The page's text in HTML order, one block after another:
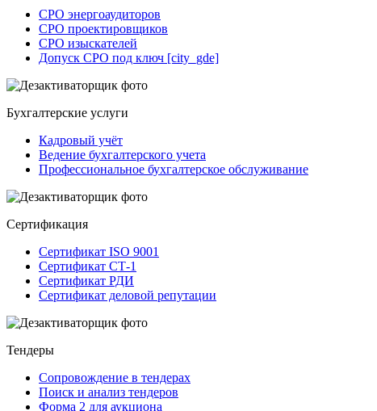
СРО энергоаудиторов
СРО проектировщиков
СРО изыскателей
Допуск СРО под ключ [city_gde]
Бухгалтерские услуги
Кадровый учёт
Ведение бухгалтерского учета
Профессиональное бухгалтерское обслуживание
Сертификация
Сертификат ISO 9001
Сертификат СТ-1
Сертификат РДИ
Сертификат деловой репутации
Тендеры
Сопровождение в тендерах
Поиск и анализ тендеров
Форма 2 для аукциона